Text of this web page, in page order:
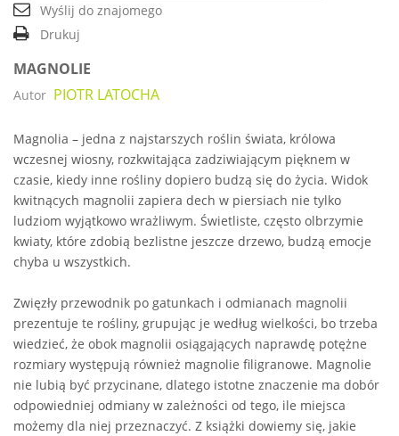
Wyślij do znajomego
Drukuj
MAGNOLIE
Autor PIOTR LATOCHA
Magnolia – jedna z najstarszych roślin świata, królowa
wczesnej wiosny, rozkwitająca zadziwiającym pięknem w
czasie, kiedy inne rośliny dopiero budzą się do życia. Widok
kwitnących magnolii zapiera dech w piersiach nie tylko
ludziom wyjątkowo wrażliwym. Świetliste, często olbrzymie
kwiaty, które zdobią bezlistne jeszcze drzewo, budzą emocje
chyba u wszystkich.
Zwięzły przewodnik po gatunkach i odmianach magnolii
prezentuje te rośliny, grupując je według wielkości, bo trzeba
wiedzieć, że obok magnolii osiągających naprawdę potężne
rozmiary występują również magnolie filigranowe. Magnolie
nie lubią być przycinane, dlatego istotne znaczenie ma dobór
odpowiedniej odmiany w zależności od tego, ile miejsca
możemy dla niej przeznaczyć. Z książki dowiemy się, jakie